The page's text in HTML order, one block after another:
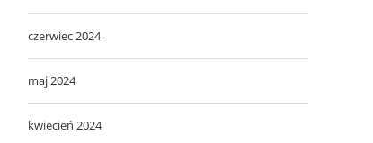
czerwiec 2024
maj 2024
kwiecień 2024